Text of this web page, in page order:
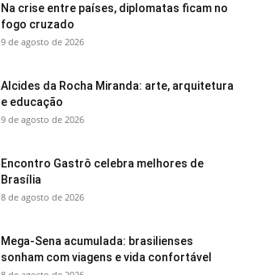
Na crise entre países, diplomatas ficam no
fogo cruzado
9 de agosto de 2026
Alcides da Rocha Miranda: arte, arquitetura
e educação
9 de agosto de 2026
Encontro Gastrô celebra melhores de
Brasília
8 de agosto de 2026
Mega-Sena acumulada: brasilienses
sonham com viagens e vida confortável